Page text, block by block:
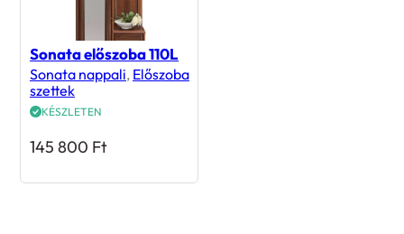
Sonata előszoba 110L
Sonata nappali, Előszoba
szettek
KÉSZLETEN
145 800 Ft